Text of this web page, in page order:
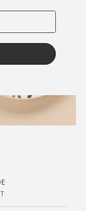
louper nos